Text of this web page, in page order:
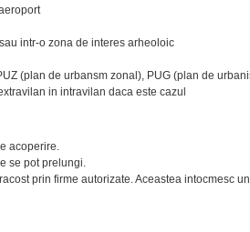
intr-o zona de interes arheoloic
(plan de urbansm zonal), PUG (plan de
in intravilan daca este cazul
acoperire.
se pot prelungi.
prin firme autorizate. Aceastea intocmesc